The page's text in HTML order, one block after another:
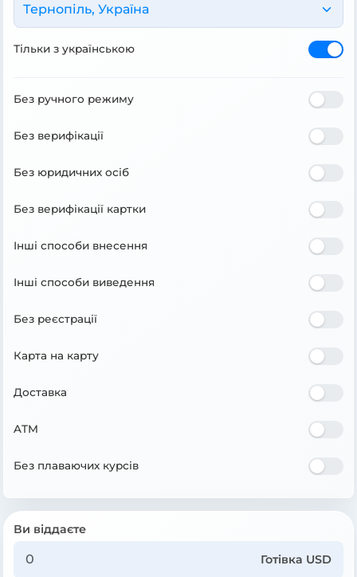
Тернопіль, Україна
Тільки з українською
Без ручного режиму
Без верифікації
Без юридичних осіб
Без верифікації картки
Інші способи внесення
Інші способи виведення
Без реєстрації
Карта на карту
Доставка
ATM
Без плаваючих курсів
Ви віддаєте
Готівка USD